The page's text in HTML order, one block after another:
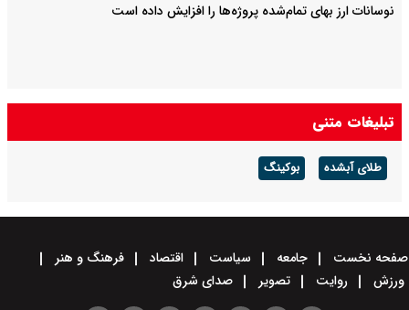
نوسانات ارز بهای تمام‌شده پروژه‌ها را افزایش داده است
تبلیغات متنی
طلای آبشده بوکینگ
صفحه نخست جامعه سیاست اقتصاد
فرهنگ و هنر
ورزش
روایت تصویر صدای شرق